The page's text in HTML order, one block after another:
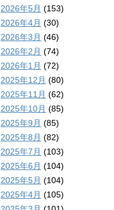
2026年5月 (153)
2026年4月 (30)
2026年3月 (46)
2026年2月 (74)
2026年1月 (72)
2025年12月 (80)
2025年11月 (62)
2025年10月 (85)
2025年9月 (85)
2025年8月 (82)
2025年7月 (103)
2025年6月 (104)
2025年5月 (104)
2025年4月 (105)